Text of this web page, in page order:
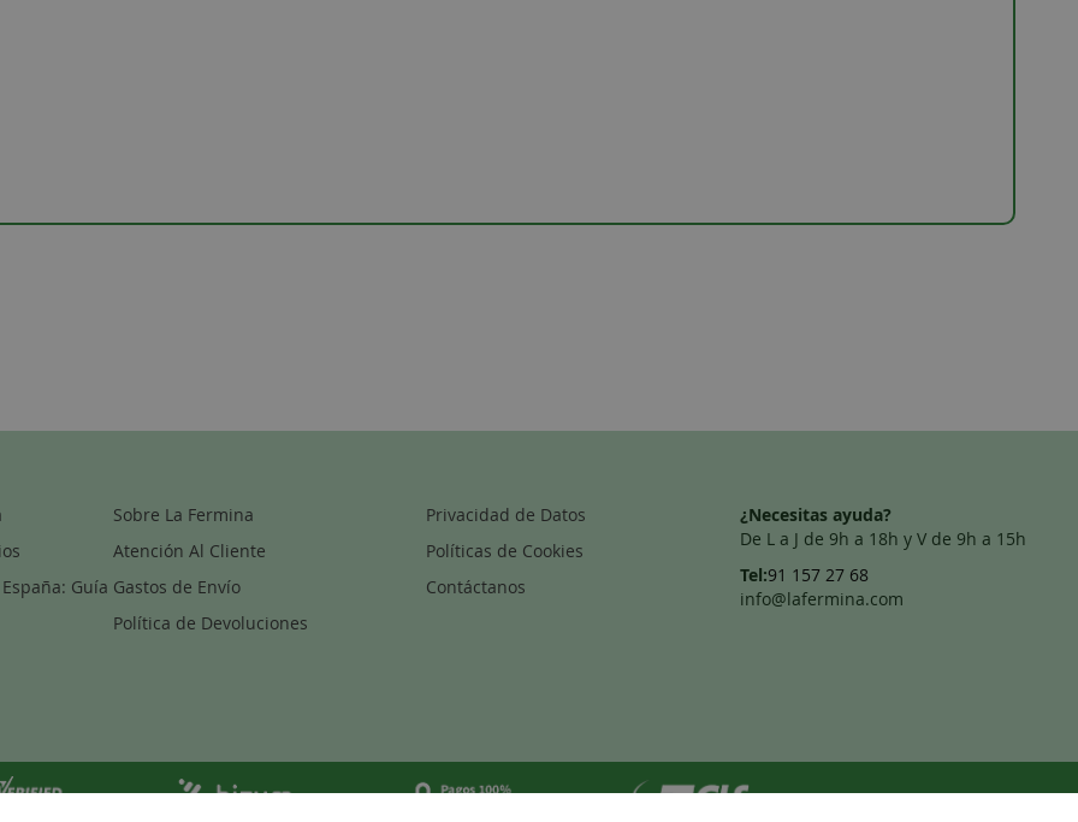
Guía
Sobre La Fermina
Atención Al Cliente
Gastos de Envío
Política de Devoluciones
Privacidad de Datos
Políticas de Cookies
Contáctanos
¿Necesitas ayuda?
De L a J de 9h a 18h y V de 9h a 15h
Tel:91 157 27 68
info@lafermina.com